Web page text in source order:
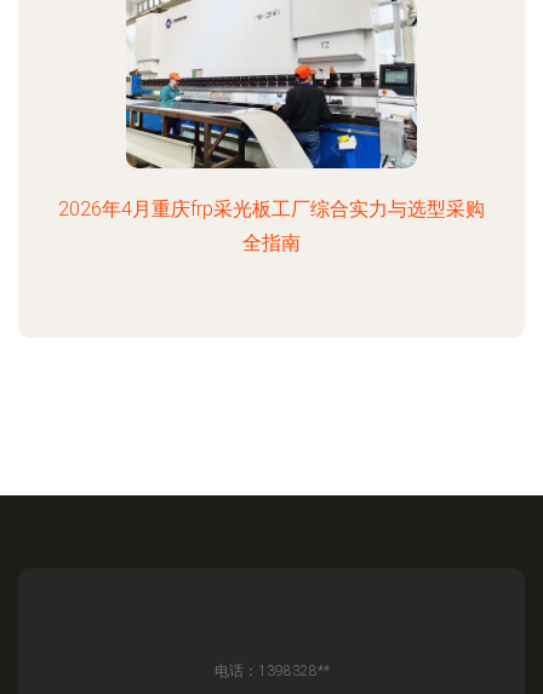
2026年4月重庆frp采光板工厂综合实力与选型采购
全指南
电话：1398328**